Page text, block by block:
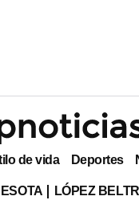
de vida Deportes
LÓPEZ